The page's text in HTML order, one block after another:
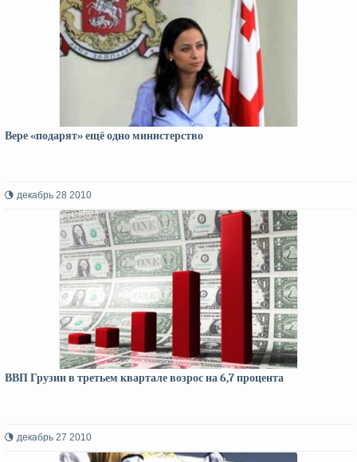
Вере «подарят» ещё одно министерство
декабрь 28 2010
ВВП Грузии в третьем квартале возрос на 6,7 процента
декабрь 27 2010